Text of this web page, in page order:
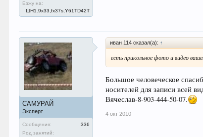
Езжу на:
ШН1.9x33,fx37s,Y61TD42T
САМУРАЙ
Эксперт
Сообщения:
336
Род занятий:
иван 114 сказал(а): ↑
есть прикольное фото и видео
Большое человеческое
носителей для записи всей
Вячеслав-8-903-444-50-07.
4 окт 2010